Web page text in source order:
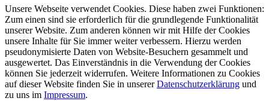
Unsere Webseite verwendet Cookies. Diese haben zwei Funktionen:
Zum einen sind sie erforderlich für die grundlegende Funktionalität
unserer Website. Zum anderen können wir mit Hilfe der Cookies
unsere Inhalte für Sie immer weiter verbessern. Hierzu werden
pseudonymisierte Daten von Website-Besuchern gesammelt und
ausgewertet. Das Einverständnis in die Verwendung der Cookies
können Sie jederzeit widerrufen. Weitere Informationen zu Cookies
auf dieser Website finden Sie in unsererDatenschutzerklärung und
zu uns im Impressum.